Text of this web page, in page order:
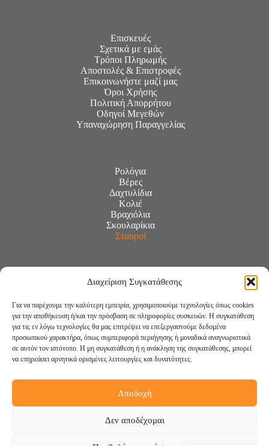
Διαχείριση Συγκατάθεσης
Για να παρέχουμε την καλύτερη εμπειρία, χρησιμοποιούμε τεχνολογίες όπως cookies
για την αποθήκευση ή/και την πρόσβαση σε πληροφορίες συσκευών. Η συγκατάθεση
για τις εν λόγω τεχνολογίες θα μας επιτρέψει να επεξεργαστούμε δεδομένα
προσωπικού χαρακτήρα, όπως συμπεριφορά περιήγησης ή μοναδικά αναγνωριστικά
σε αυτόν τον ιστότοπο. Η μη συγκατάθεση ή η ανάκληση της συγκατάθεσης, μπορεί
να επηρεάσει αρνητικά ορισμένες λειτουργίες και δυνατότητες.
Αποδοχή
Δεν αποδέχομαι
Επισκευές
Σχετικά με εμάς
Τρόποι Πληρωμής
Αποστολές & Επιστροφές
Επικοινωνήστε μαζί μας
Όροι Χρήσης
Πολιτική Απορρήτου
Οδηγοί Μεγεθών
Υπαναχώρηση Παραγγελίας
Ρολόγια
Βέρες
Δαχτυλίδια
Κολιέ
Βραχιόλια
Σκουλαρίκια
Σταυροί